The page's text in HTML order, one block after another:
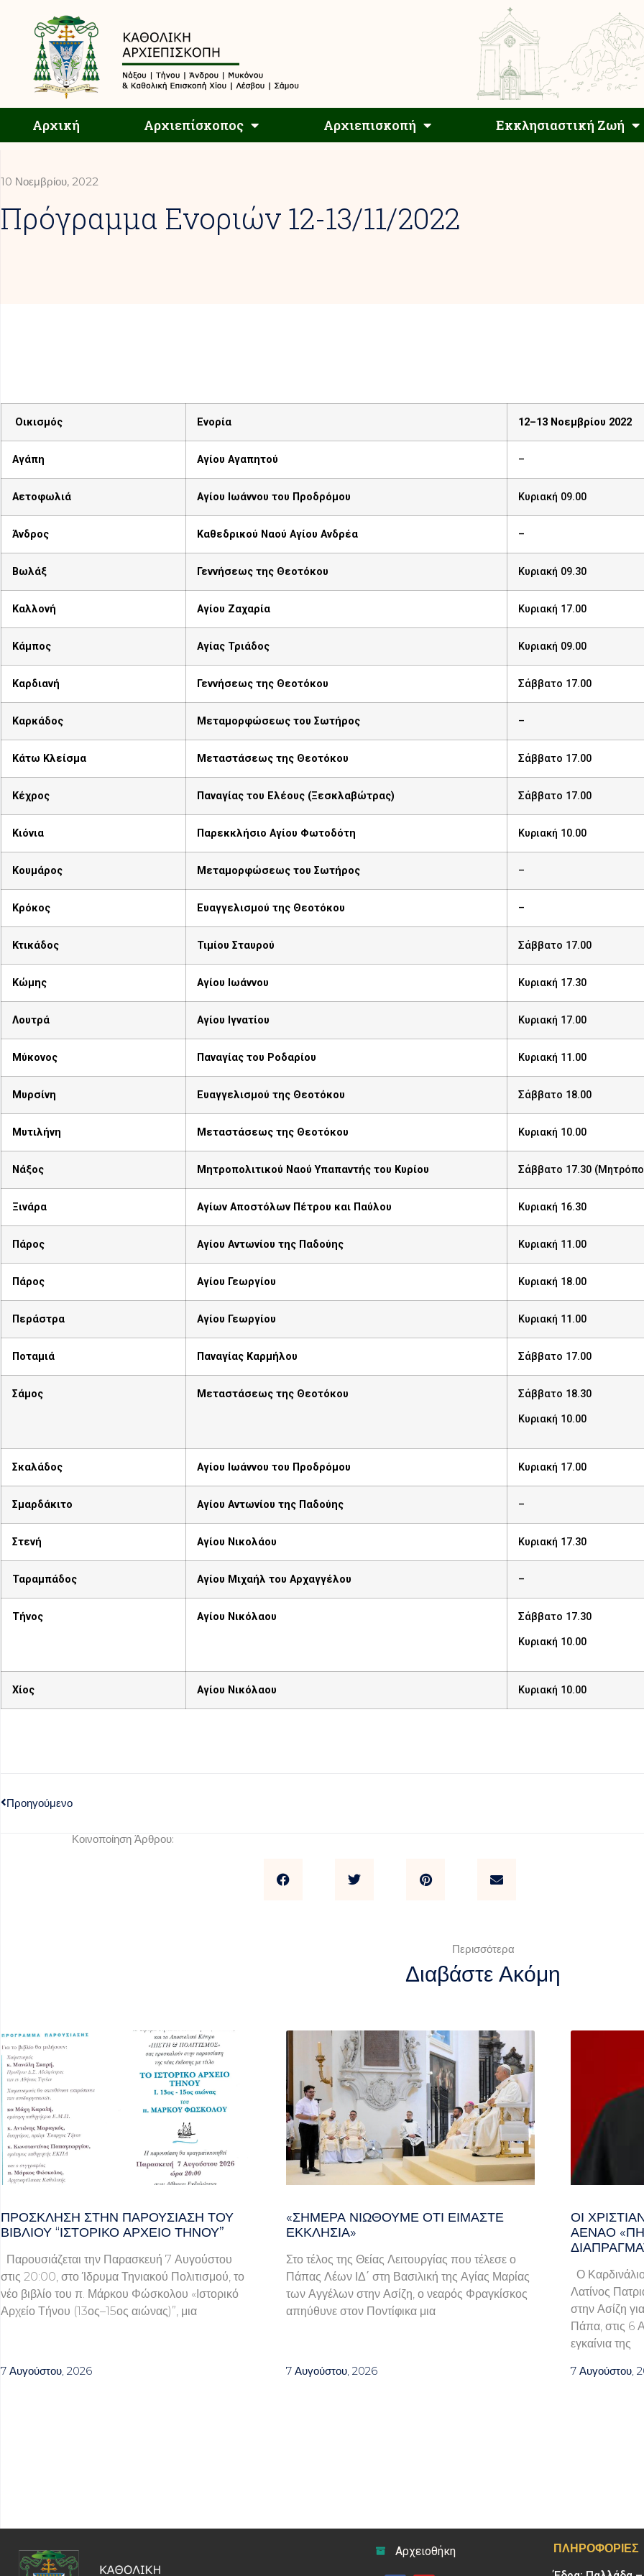
Αρχική Αρχιεπίσκοπος Αρχιεπισκοπή Εκκλησιαστική Ζωή
Αρχιεπισκοπή
10 Νοεμβρίου, 2022
Πρόγραμμα Ενοριών 12-13/11/2022
Οικισμός Ενορία 12–13 Νοεμβρίου 2022
Αγάπη Αγίου Αγαπητού –
Αετοφωλιά Αγίου Ιωάννου του Προδρόμου Κυριακή 09.00
Άνδρος Καθεδρικού Ναού Αγίου Ανδρέα –
Βωλάξ Γεννήσεως της Θεοτόκου Κυριακή 09.30
Καλλονή Αγίου Ζαχαρία Κυριακή 17.00
Κάμπος Αγίας Τριάδος Κυριακή 09.00
Καρδιανή Γεννήσεως της Θεοτόκου Σάββατο 17.00
Καρκάδος Μεταμορφώσεως του Σωτήρος –
Κάτω Κλείσμα Μεταστάσεως της Θεοτόκου Σάββατο 17.00
Κέχρος Παναγίας του Ελέους (Ξεσκλαβώτρας) Σάββατο 17.00
Κιόνια Παρεκκλήσιο Αγίου Φωτοδότη Κυριακή 10.00
Κουμάρος Μεταμορφώσεως του Σωτήρος –
Κρόκος Ευαγγελισμού της Θεοτόκου –
Κτικάδος Τιμίου Σταυρού Σάββατο 17.00
Κώμης Αγίου Ιωάννου Κυριακή 17.30
Λουτρά Αγίου Ιγνατίου Κυριακή 17.00
Μύκονος Παναγίας του Ροδαρίου Κυριακή 11.00
Μυρσίνη Ευαγγελισμού της Θεοτόκου Σάββατο 18.00
Μυτιλήνη Μεταστάσεως της Θεοτόκου Κυριακή 10.00
Νάξος Μητροπολιτικού Ναού Υπαπαντής του Κυρίου Σάββατο 17.30
Ξινάρα Αγίων Αποστόλων Πέτρου και Παύλου Κυριακή 16.30
Πάρος Αγίου Αντωνίου της Παδούης Κυριακή 11.00
Πάρος Αγίου Γεωργίου Κυριακή 18.00
Περάστρα Αγίου Γεωργίου Κυριακή 11.00
Ποταμιά Παναγίας Καρμήλου Σάββατο 17.00
Σάμος Μεταστάσεως της Θεοτόκου Σάββατο 18.30
Κυριακή 10.00
Σκαλάδος Αγίου Ιωάννου του Προδρόμου Κυριακή 17.00
Σμαρδάκιτο Αγίου Αντωνίου της Παδούης –
Στενή Αγίου Νικολάου Κυριακή 17.30
Ταραμπάδος Αγίου Μιχαήλ του Αρχαγγέλου –
Τήνος Αγίου Νικόλαου Σάββατο 17.30
Κυριακή 10.00
Χίος Αγίου Νικόλαου Κυριακή 10.00
Προηγούμενο
Κοινοποίηση Άρθρου:
Περισσότερα
Διαβάστε Ακόμη
ΠΡΌΣΚΛΗΣΗ ΣΤΗΝ ΠΑΡΟΥΣΊΑΣΗ ΤΟΥ
ΒΙΒΛΊΟΥ “ΙΣΤΟΡΙΚΌ ΑΡΧΕΊΟ ΤΉΝΟΥ”
Παρουσιάζεται την Παρασκευή 7 Αυγούστου
στις 20:00, στο Ίδρυμα Τηνιακού Πολιτισμού, το
νέο βιβλίο του π. Μάρκου Φώσκολου «Ιστορικό
Αρχείο Τήνου (13ος–15ος αιώνας)”, μια
7 Αυγούστου, 2026
«ΣΉΜΕΡΑ ΝΙΏΘΟΥΜΕ ΌΤΙ ΕΊΜΑΣΤΕ
ΕΚΚΛΗΣΊΑ»
Στο τέλος της Θείας Λειτουργίας που τέλεσε ο
Πάπας Λέων ΙΔ΄ στη Βασιλική της Αγίας Μαρίας
των Αγγέλων στην Ασίζη, ο νεαρός Φραγκίσκος
απηύθυνε στον Ποντίφικα μια
7 Αυγούστου, 2026
ΟΙ
ΑΈΝΑΟ
Ο
Λατίνος
στην Ασίζη
Πάπα, στις 6
εγκαίνια της
7 Αυγούστου,
Αρχειοθήκη
ΠΛΗΡΟΦΟΡΊΕΣ